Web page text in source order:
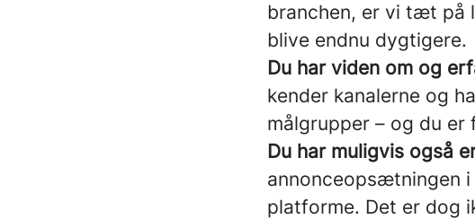
branchen, er vi tæt på
blive endnu dygtigere.
Du har viden om og
kender kanalerne og
målgrupper – og du
Du har muligvis også
annonceopsætningen
platforme. Det er dog